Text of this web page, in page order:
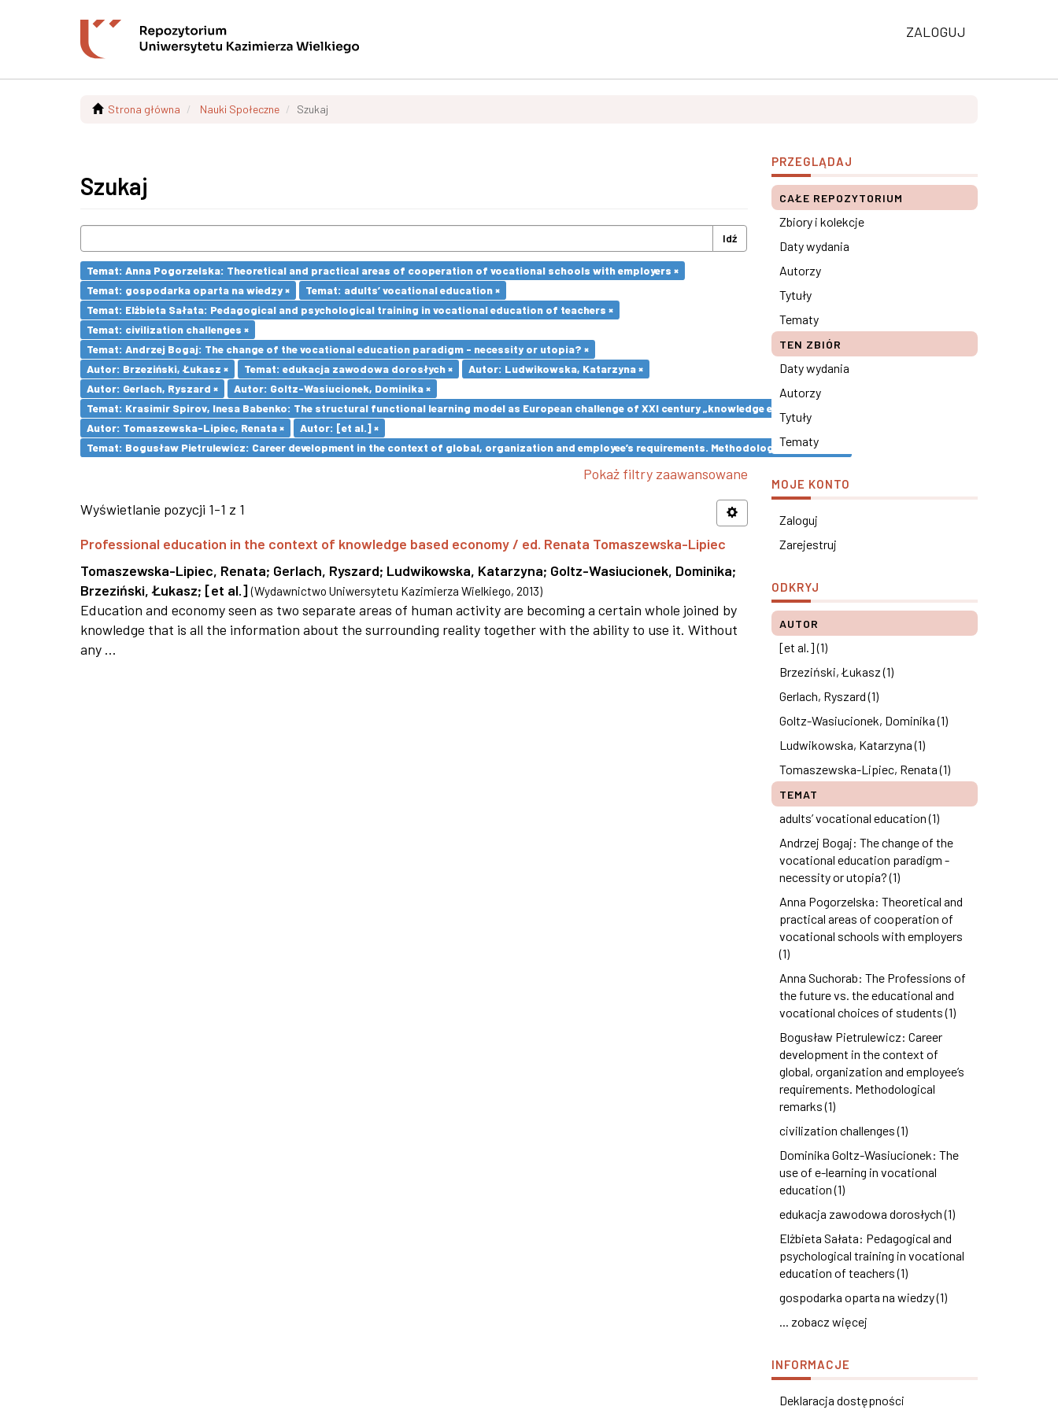
ZALOGUJ
Strona główna Nauki Społeczne Szukaj
Szukaj
Idź
Temat: Anna Pogorzelska: Theoretical and practical areas of cooperation of vocational schools with employers ×
Temat: gospodarka oparta na wiedzy ×
Temat: adults’ vocational education ×
Temat: Elżbieta Sałata: Pedagogical and psychological training in vocational education of teachers ×
Temat: civilization challenges ×
Temat: Andrzej Bogaj: The change of the vocational education paradigm - necessity or utopia? ×
Autor: Brzeziński, Łukasz ×
Temat: edukacja zawodowa dorosłych ×
Autor: Ludwikowska, Katarzyna ×
Autor: Gerlach, Ryszard ×
Autor: Goltz-Wasiucionek, Dominika ×
Temat: Krasimir Spirov, Inesa Babenko: The structural functional learning model as European challenge of XXI century „knowledge economics” ×
Autor: Tomaszewska-Lipiec, Renata ×
Autor: [et al.] ×
Temat: Bogusław Pietrulewicz: Career development in the context of global, organization and employee’s requirements. Methodological remarks ×
Pokaż filtry zaawansowane
Wyświetlanie pozycji 1-1 z 1
Professional education in the context of knowledge based economy / ed. Renata Tomaszewska-Lipiec
Tomaszewska-Lipiec, Renata; Gerlach, Ryszard; Ludwikowska, Katarzyna; Goltz-Wasiucionek, Dominika;
Brzeziński, Łukasz; [et al.] (Wydawnictwo Uniwersytetu Kazimierza Wielkiego, 2013)
Education and economy seen as two separate areas of human activity are becoming a certain whole joined by
knowledge that is all the information about the surrounding reality together with the ability to use it. Without
any ...
PRZEGLĄDAJ
CAŁE REPOZYTORIUM
Zbiory i kolekcje
Daty wydania
Autorzy
Tytuły
Tematy
TEN ZBIÓR
Daty wydania
Autorzy
Tytuły
Tematy
MOJE KONTO
Zaloguj
Zarejestruj
ODKRYJ
AUTOR
[et al.] (1)
Brzeziński, Łukasz (1)
Gerlach, Ryszard (1)
Goltz-Wasiucionek, Dominika (1)
Ludwikowska, Katarzyna (1)
Tomaszewska-Lipiec, Renata (1)
TEMAT
adults’ vocational education (1)
Andrzej Bogaj: The change of the
vocational education paradigm -
necessity or utopia? (1)
Anna Pogorzelska: Theoretical and
practical areas of cooperation of
vocational schools with employers
(1)
Anna Suchorab: The Professions of
the future vs. the educational and
vocational choices of students (1)
Bogusław Pietrulewicz: Career
development in the context of
global, organization and employee’s
requirements. Methodological
remarks (1)
civilization challenges (1)
Dominika Goltz-Wasiucionek: The
use of e-learning in vocational
education (1)
edukacja zawodowa dorosłych (1)
Elżbieta Sałata: Pedagogical and
psychological training in vocational
education of teachers (1)
gospodarka oparta na wiedzy (1)
... zobacz więcej
INFORMACJE
Deklaracja dostępności